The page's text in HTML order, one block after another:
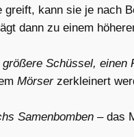
kann sie je nach
dann zu einem
größere Schüssel,
Mörserzerkleinert
Samenbomben – das